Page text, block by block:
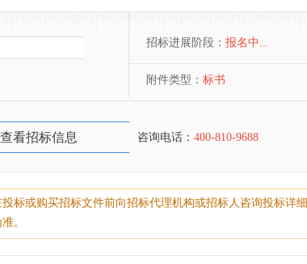
招标进展阶段： 报名中...
附件类型： 标书
看招标信息 咨询电话： 400-810-9688
标或购买招标文件前向招标代理机构或招标人咨询投标详
。